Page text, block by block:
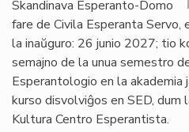
Skandinava Esperanto-Domo
fare de Civila Esperanta
la inaŭguro: 26 junio 2027; tio
semajno de la unua semestro
Esperantologio en la
kurso disvolviĝos en SED, dum
Kultura Centro Esperantista.